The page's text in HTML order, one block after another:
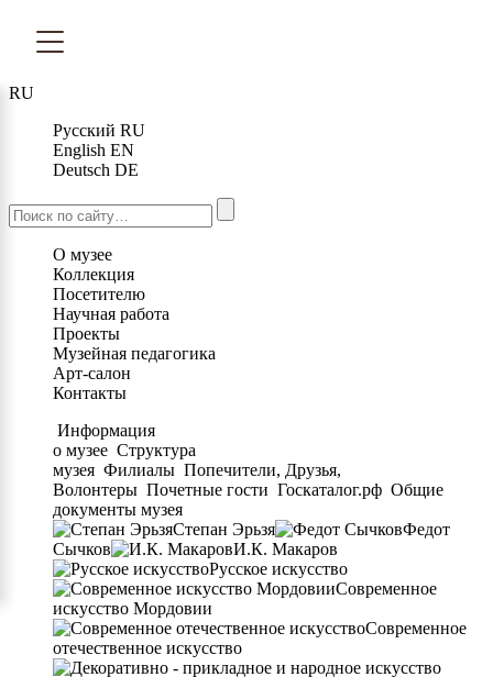
RU
Русский RU
English EN
Deutsch DE
О музее
Коллекция
Посетителю
Научная работа
Проекты
Музейная педагогика
Арт-салон
Контакты
Информация
о музее Структура
музея Филиалы Попечители, Друзья,
Волонтеры Почетные гости Госкаталог.рф Общие
документы музея
Степан Эрьзя
Федот
Сычков
И.К. Макаров
Русское искусство
Современное
искусство Мордовии
Современное
отечественное искусство